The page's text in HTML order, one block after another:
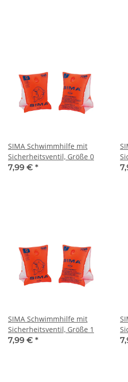
SIMA Schwimmhilfe mit
Sicherheitsventil, Größe 0
7,99 € *
SIMA Schwimmhilfe mit
Sicherheitsventil, Größe 1
7,99 € *